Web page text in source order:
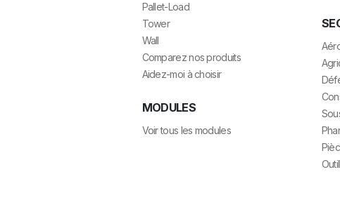
Pallet-Load
Tower
Wall
Comparez nos produits
Aidez-moi à choisir
MODULES
Voir tous les modules